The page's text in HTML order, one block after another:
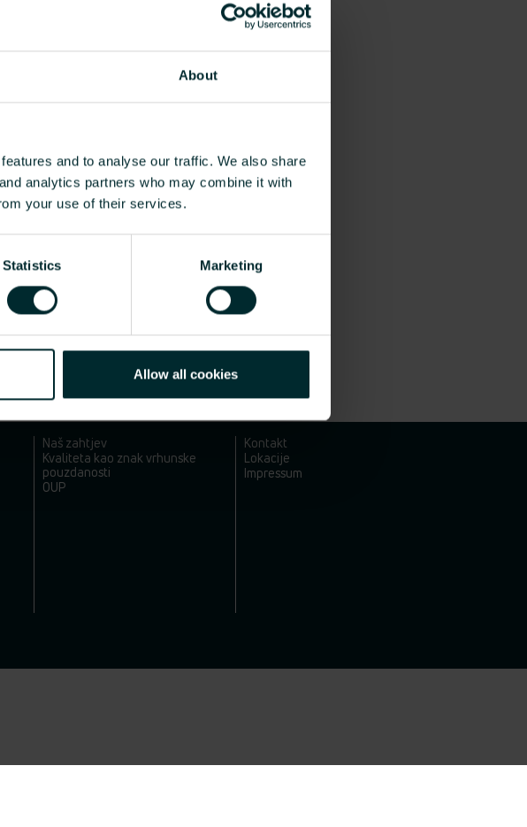
About
and to analyse our traffic. We also share
analytics partners who may combine it with
your use of their services.
Statistics Marketing
Allow all cookies
O NAMA
Naš zahtjev
Kvaliteta kao znak vrhunske
pouzdanosti
OUP
KONTAKT
Kontakt
Lokacije
Impressum